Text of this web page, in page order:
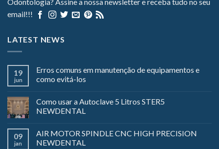
email!!!
LATEST NEWS
19
jun
Erros comuns em manutenção de equipamentos e
como evitá-los
Como usar a Autoclave 5 Litros STER5
NEWDENTAL
09
jan
AIR MOTOR SPINDLE CNC HIGH PRECISION
NEWDENTAL